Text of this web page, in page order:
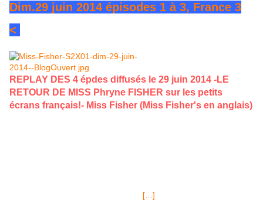
Dim.29 juin 2014 épisodes 1 à 3, France 3
<
REPLAY DES 4 épdes diffusés le 29 juin 2014 -LE
RETOUR DE MISS Phryne FISHER sur les petits
écrans français!- Miss Fisher (Miss Fisher's en anglais)
[…]